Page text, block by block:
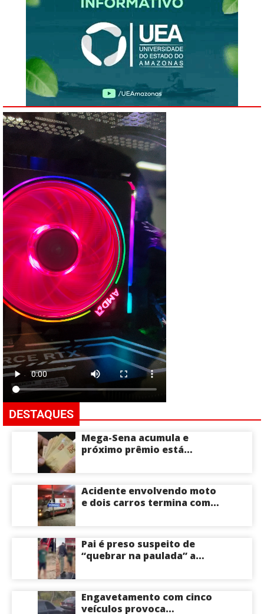
DESTAQUES
Mega-Sena acumula e
próximo prêmio está
Acidente envolvendo moto
e dois carros termina com
Pai é preso suspeito de
“quebrar na paulada” a
Itacoatiara: “batia para
corrigir e educar”; veja
Engavetamento com cinco
veículos provoca